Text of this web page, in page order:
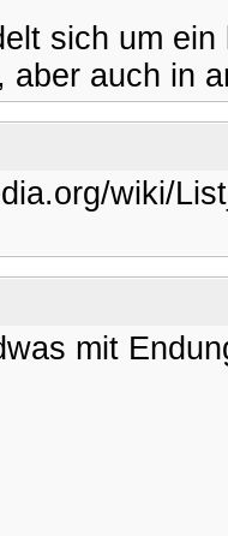
sich um
aber auch in
wiki/
mit